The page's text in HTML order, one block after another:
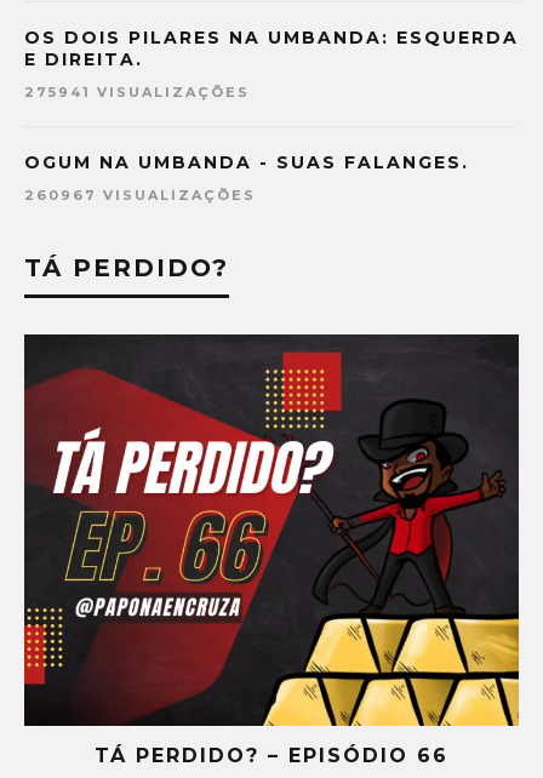
OS DOIS PILARES NA UMBANDA: ESQUERDA
E DIREITA.
275941 VISUALIZAÇÕES
OGUM NA UMBANDA - SUAS FALANGES.
260967 VISUALIZAÇÕES
TÁ PERDIDO?
TÁ PERDIDO? – EPISÓDIO 65